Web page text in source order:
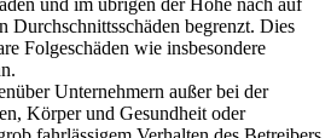
und im übrigen der Höhe nach auf
Durchschnittsschäden begrenzt. Dies
Folgeschäden wie insbesondere
Unternehmern außer bei der
Körper und Gesundheit oder